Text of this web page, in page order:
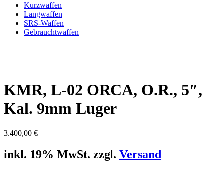
Kurzwaffen
Langwaffen
SRS-Waffen
Gebrauchtwaffen
KMR, L-02 ORCA, O.R., 5″,
Kal. 9mm Luger
3.400,00 €
inkl. 19% MwSt. zzgl. Versand